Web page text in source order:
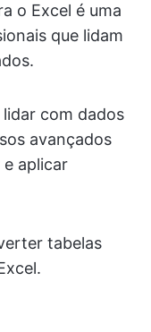
o Excel é uma
que lidam
com dados
avançados
aplicar
tabelas